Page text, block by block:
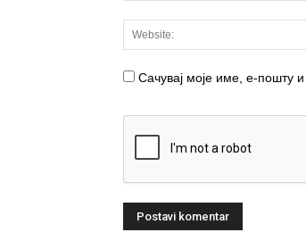
Сачувај моје име, е-пошту